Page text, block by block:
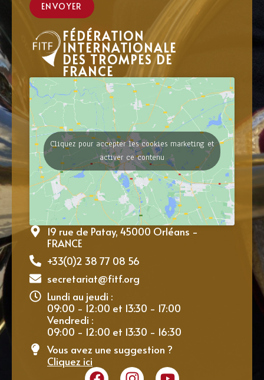
ENVOYER
FÉDÉRATION
INTERNATIONALE
DES TROMPES DE
FRANCE
Cliquez pour accepter les cookies marketing et
activer ce contenu
19 rue de Patay, 45000 Orléans -
FRANCE
+33(0)2 38 77 08 56
secretariat@fitf.org
Lundi au jeudi :
09:00 - 12:00 et 13:30 - 17:00
Vendredi :
09:00 - 12:00 et 13:30 - 16:30
Vous avez une suggestion ?
Cliquez ici